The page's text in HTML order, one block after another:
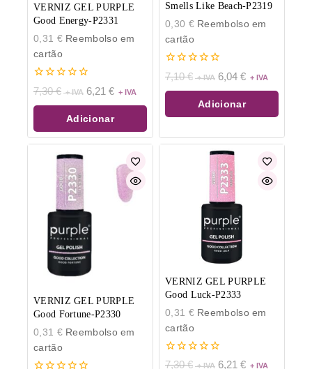
VERNIZ GEL PURPLE
Good Energy-P2331
0,31 €Reembolso em
cartão
0
de
5
7,30€ 6,21 €
Adicionar
Smells Like Beach-P2319
0,30 €Reembolso em
cartão
0
de
5
7,10€ 6,04 €
Adicionar
VERNIZ GEL PURPLE
Good Fortune-P2330
0,31 €Reembolso em
cartão
VERNIZ GEL PURPLE
Good Luck-P2333
0,31 €Reembolso em
cartão
0
7,30€ 6,21 €